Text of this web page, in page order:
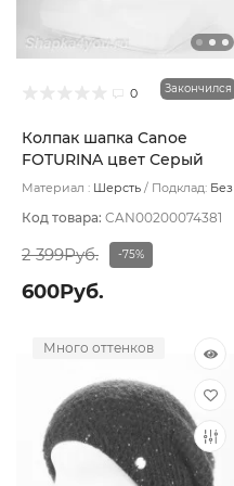
0 Закончился
Колпак шапка Canoe
FOTURINA цвет Серый
темный
Материал : Шерсть Подклад: Без
Код товара: CAN00200074381
2 399Руб. -75%
600Руб.
Много оттенков